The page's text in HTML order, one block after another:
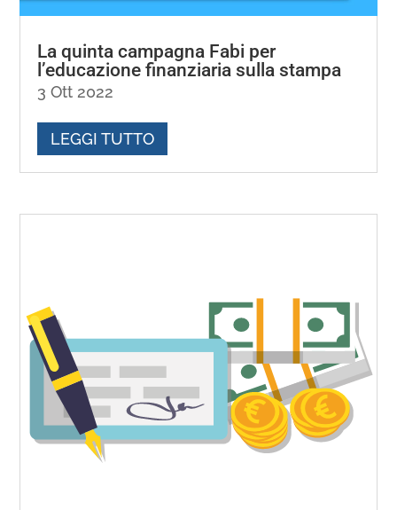
La quinta campagna Fabi per
l’educazione finanziaria sulla stampa
3 Ott 2022
LEGGI TUTTO